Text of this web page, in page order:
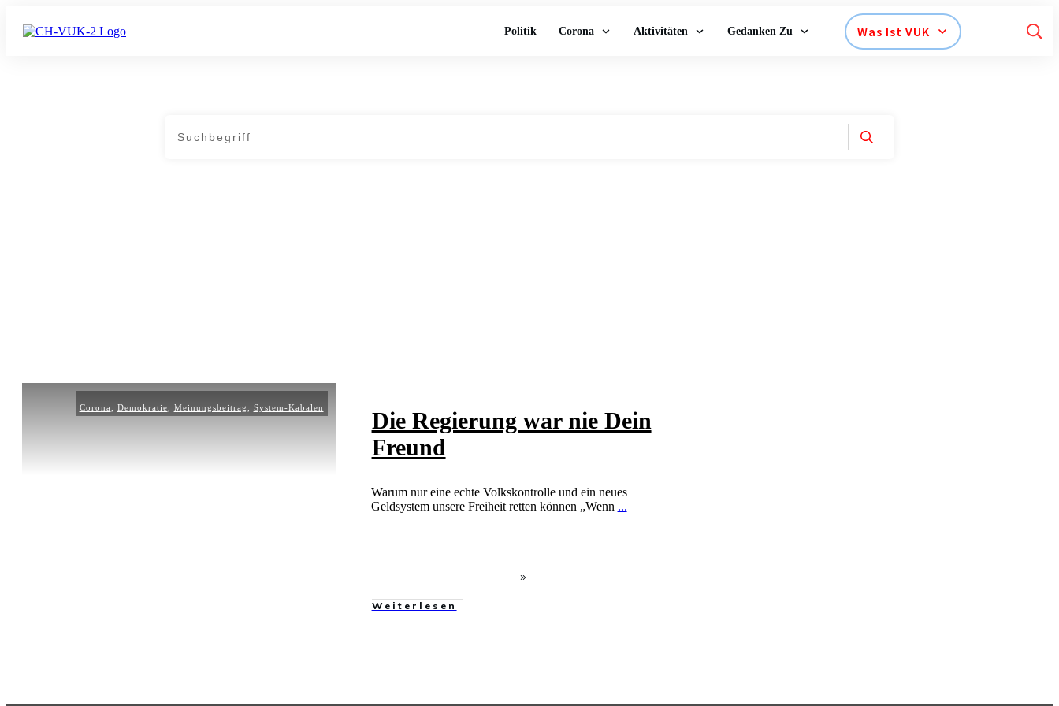
Politik Corona Aktivitäten Gedanken Zu Was Ist VUK
Corona Demokratie Meinungsbeitrag System-Kabalen
Die Regierung war nie Dein
Freund
Warum nur eine echte Volkskontrolle und ein neues
Geldsystem unsere Freiheit retten können „Wenn ...
Weiterlesen